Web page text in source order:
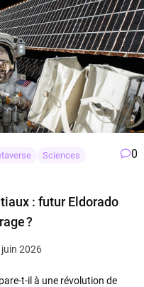
Sciences
0
: futur Eldorado
?
2026
t-il à une révolution de